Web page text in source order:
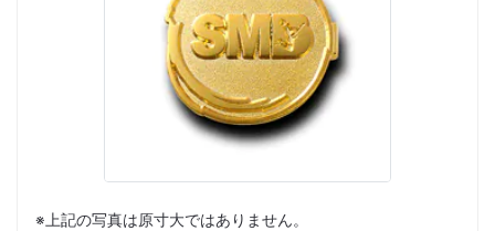
※上記の写真は原寸大ではありません。